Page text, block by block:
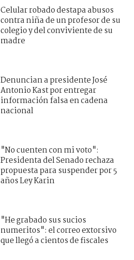
Celular robado destapa abusos
contra niña de un profesor de su
colegio y del conviviente de su
madre
Denuncian a presidente José
Antonio Kast por entregar
información falsa en cadena
nacional
"No cuenten con mi voto":
Presidenta del Senado rechaza
propuesta para suspender por 5
años Ley Karin
"He grabado sus sucios
numeritos": el correo extorsivo
que llegó a cientos de fiscales